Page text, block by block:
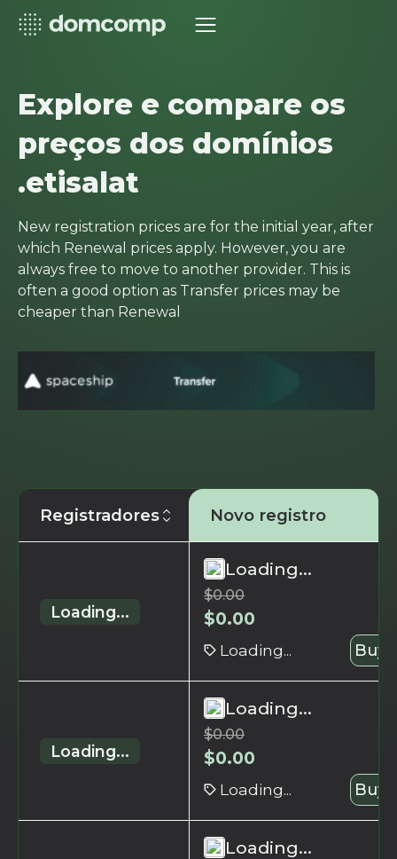
Explore e compare os
preços dos domínios
.etisalat
New registration prices are for the initial year, after
which Renewal prices apply. However, you are
always free to move to another provider. This is
often a good option as Transfer prices may be
cheaper than Renewal
Registradores Novo registro
Loading...
Loading...
$0.00
$0.00
Loading... Buy
Loading...
Loading...
$0.00
$0.00
Loading... Buy
Loading...